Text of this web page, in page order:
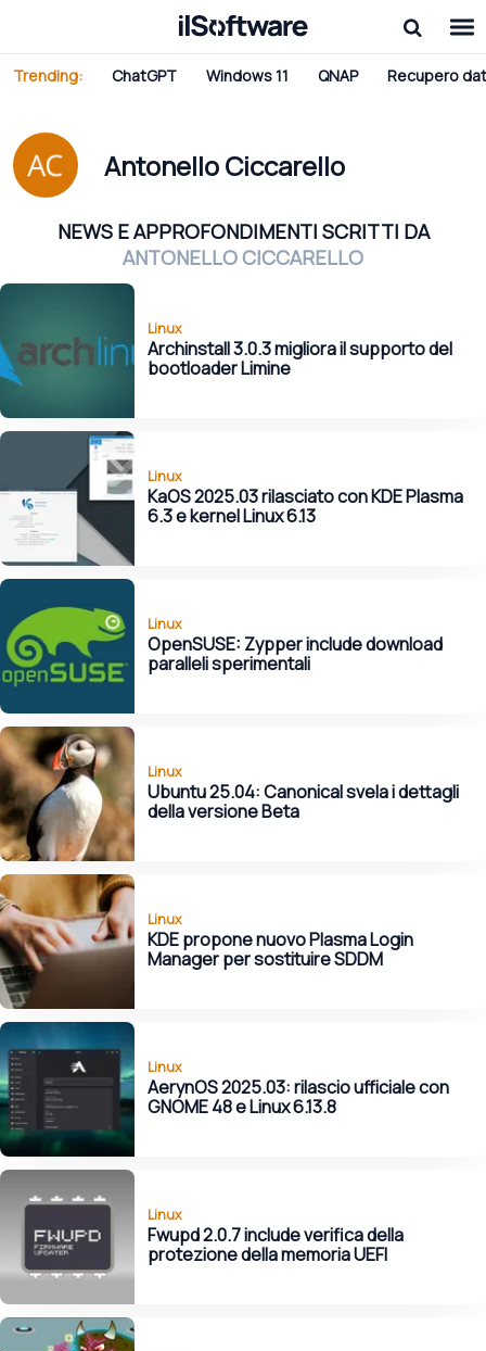
Trending: ChatGPT Windows 11 QNAP Recupero
Antonello Ciccarello
NEWS E APPROFONDIMENTI SCRITTI DA
ANTONELLO CICCARELLO
Linux
Archinstall 3.0.3 migliora il supporto del
bootloader Limine
Linux
KaOS 2025.03 rilasciato con KDE Plasma
6.3 e kernel Linux 6.13
Linux
OpenSUSE: Zypper include download
paralleli sperimentali
Linux
Ubuntu 25.04: Canonical svela i dettagli
della versione Beta
Linux
KDE propone nuovo Plasma Login
Manager per sostituire SDDM
Linux
AerynOS 2025.03: rilascio ufficiale con
GNOME 48 e Linux 6.13.8
Linux
Fwupd 2.0.7 include verifica della
protezione della memoria UEFI